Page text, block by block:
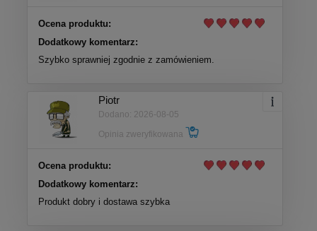
Ocena produktu:
Dodatkowy komentarz:
Szybko sprawniej zgodnie z zamówieniem.
Piotr
Dodano: 2026-08-05
Opinia zweryfikowana
Ocena produktu:
Dodatkowy komentarz:
Produkt dobry i dostawa szybka